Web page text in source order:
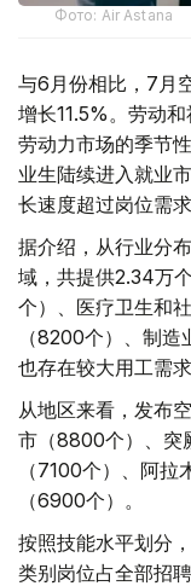
Фото: Air Astana
与6月份相比，7月
增长11.5%。劳动
劳动力市场的季节
业生陆续进入就业
长速度超过岗位需求
据介绍，从行业分
域，共提供2.34万
个）、医疗卫生和
（8200个）、制
也存在较大用工需求
从地区来看，发布
市（8800个）、突
（7100个）、阿
（6900个）。
按照技能水平划分
类别岗位占全部招